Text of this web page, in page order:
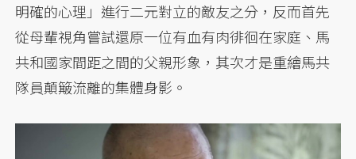
明確的心理」進行二元對立的敵友之分，反而首先
從母輩視角嘗試還原一位有血有肉徘徊在家庭、馬
共和國家間距之間的父親形象，其次才是重繪馬共
隊員顛簸流離的集體身影。